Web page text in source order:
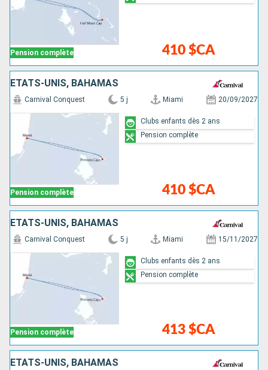
Pension complète 410 $CA
ÉTATS-UNIS, BAHAMAS
Pension complète
Carnival Conquest 5 j Miami 20/09/2027
410 $CA
Clubs enfants dès 2 ans
Pension complète
ÉTATS-UNIS, BAHAMAS
Pension complète
Carnival Conquest 5 j Miami 15/11/2027
413 $CA
Clubs enfants dès 2 ans
Pension complète
ÉTATS-UNIS, BAHAMAS